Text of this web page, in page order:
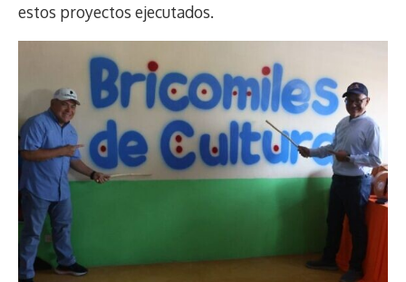
estos proyectos ejecutados.